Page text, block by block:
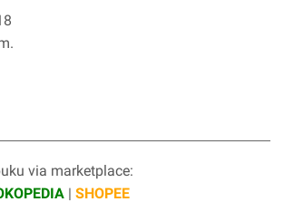
via marketplace:
| SHOPEE